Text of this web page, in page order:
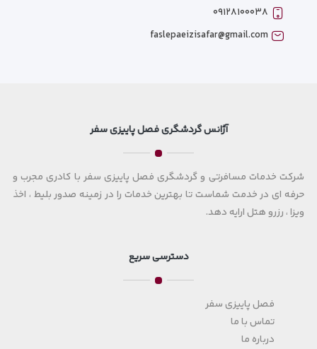
۰۹۱۲۸۱۰۰۰۳۸
faslepaeizisafar@gmail.com
آژانس گردشگری فصل پاییزی سفر
شرکت خدمات مسافرتی و گردشگری فصل پاییزی سفر با کادری مجرب و
حرفه ای در خدمت شماست تا بهترین خدمات را در زمینه صدور بلیط ، اخذ
ویزا ، رزرو هتل ارایه دهد.
دسترسی سریع
فصل پاییزی سفر
تماس با ما
درباره ما